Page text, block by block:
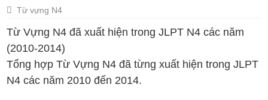
Từ vựng N4
Từ Vựng N4 đã xuất hiện trong JLPT N4 các năm
(2010-2014)
Tổng hợp Từ Vựng N4 đã từng xuất hiện trong JLPT
N4 các năm 2010 đến 2014.